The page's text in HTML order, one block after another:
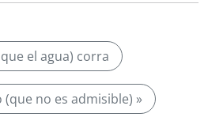
el agua) corra
no es admisible) »